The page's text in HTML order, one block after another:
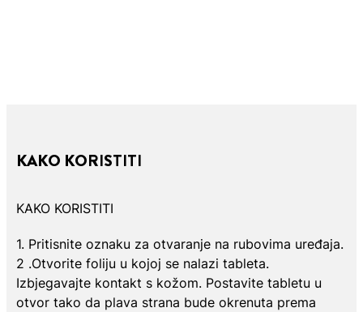
KAKO KORISTITI
KAKO KORISTITI
1. Pritisnite oznaku za otvaranje na rubovima uređaja.
2 .Otvorite foliju u kojoj se nalazi tableta.
Izbjegavajte kontakt s kožom. Postavite tabletu u
otvor tako da plava strana bude okrenuta prema